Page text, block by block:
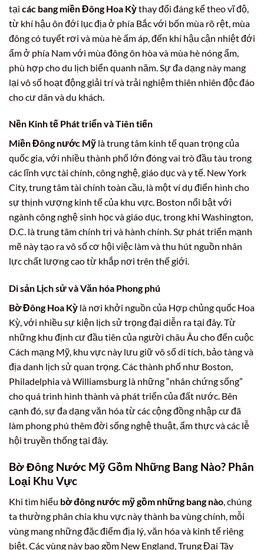
tại các bang miền Đông Hoa Kỳthay đổi đáng kể theo vĩ độ,
từ khí hậu ôn đới lục địa ở phía Bắc với bốn mùa rõ rệt, mùa
đông có tuyết rơi và mùa hè ấm áp, đến khí hậu cận nhiệt đới
ẩm ở phía Nam với mùa đông ôn hòa và mùa hè nóng ẩm,
phù hợp cho du lịch biển quanh năm. Sự đa dạng này mang
lại vô số hoạt động giải trí và trải nghiệm thiên nhiên độc đáo
cho cư dân và du khách.
Nền Kinh tế Phát triển và Tiên tiến
Miền Đông nước Mỹ là trung tâm kinh tế quan trọng của
quốc gia, với nhiều thành phố lớn đóng vai trò đầu tàu trong
các lĩnh vực tài chính, công nghệ, giáo dục và y tế. New York
City, trung tâm tài chính toàn cầu, là một ví dụ điển hình cho
sự thịnh vượng kinh tế của khu vực. Boston nổi bật với
ngành công nghệ sinh học và giáo dục, trong khi Washington,
D.C. là trung tâm chính trị và hành chính. Sự phát triển mạnh
mẽ này tạo ra vô số cơ hội việc làm và thu hút nguồn nhân
lực chất lượng cao từ khắp nơi trên thế giới.
Di sản Lịch sử và Văn hóa Phong phú
Bờ Đông Hoa Kỳ là nơi khởi nguồn của Hợp chủng quốc Hoa
Kỳ, với nhiều sự kiện lịch sử trọng đại diễn ra tại đây. Từ
những khu định cư đầu tiên của người châu Âu cho đến cuộc
Cách mạng Mỹ, khu vực này lưu giữ vô số di tích, bảo tàng và
địa danh lịch sử quan trọng. Các thành phố như Boston,
Philadelphia và Williamsburg là những “nhân chứng sống”
cho quá trình hình thành và phát triển của đất nước. Bên
cạnh đó, sự đa dạng văn hóa từ các cộng đồng nhập cư đã
làm phong phú thêm đời sống nghệ thuật, ẩm thực và các lễ
hội truyền thống tại đây.
Bờ Đông Nước Mỹ Gồm Những Bang Nào? Phân
Loại Khu Vực
Khi tìm hiểu bờ đông nước mỹ gồm những bang nào , chúng
ta thường phân chia khu vực này thành ba vùng chính, mỗi
vùng mang những đặc điểm địa lý, văn hóa và kinh tế riêng
biệt. Các vùng này bao gồm New England, Trung Đại Tây